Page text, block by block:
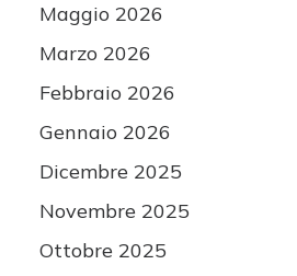
Maggio 2026
Marzo 2026
Febbraio 2026
Gennaio 2026
Dicembre 2025
Novembre 2025
Ottobre 2025